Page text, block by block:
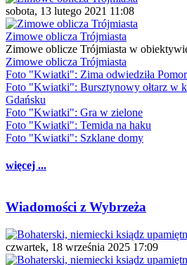
sobota, 13 lutego 2021 11:08
Zimowe oblicza Trójmiasta
Zimowe oblicze Trójmiasta w
Zimowe oblicza Trójmiasta
Foto "Kwiatki": Zima odwiedziła
Foto "Kwiatki": Bursztynowy ołtarz w
Gdańsku
Foto "Kwiatki": Gra w zielone
Foto "Kwiatki": Temida na haku
Foto "Kwiatki": Szklane domy
więcej ...
Wiadomości z Wybrzeża
czwartek, 18 września 2025 17:09